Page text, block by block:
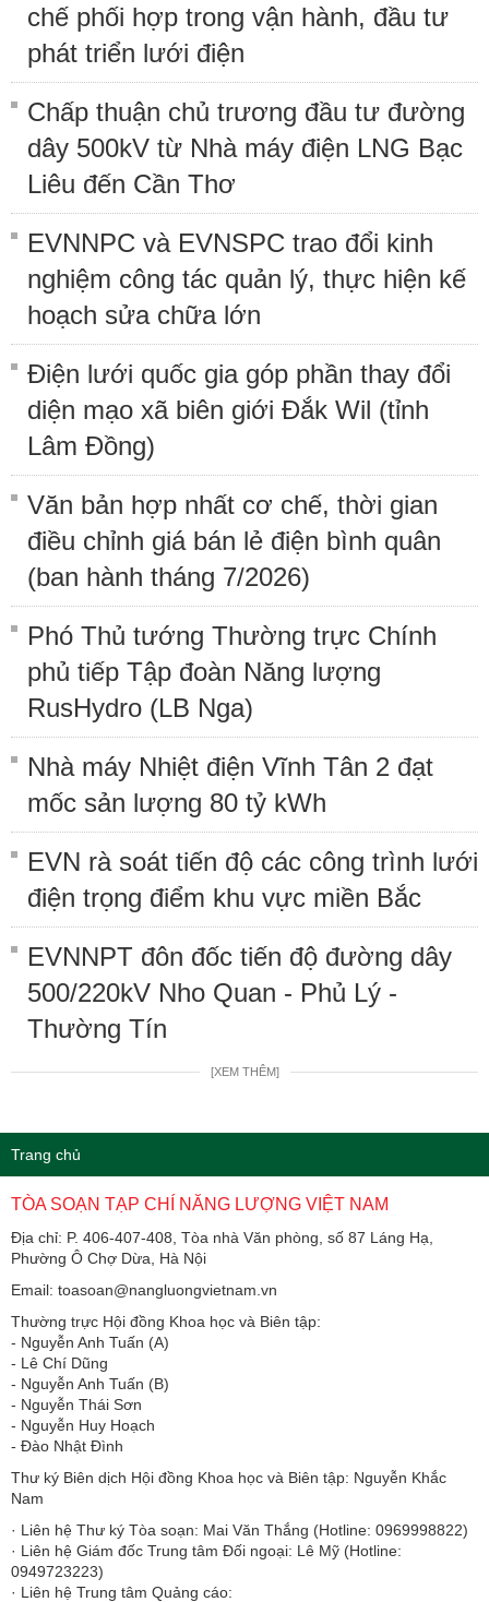
chế phối hợp trong vận hành, đầu tư
phát triển lưới điện
Chấp thuận chủ trương đầu tư đường
dây 500kV từ Nhà máy điện LNG Bạc
Liêu đến Cần Thơ
EVNNPC và EVNSPC trao đổi kinh
nghiệm công tác quản lý, thực hiện kế
hoạch sửa chữa lớn
Điện lưới quốc gia góp phần thay đổi
diện mạo xã biên giới Đắk Wil (tỉnh
Lâm Đồng)
Văn bản hợp nhất cơ chế, thời gian
điều chỉnh giá bán lẻ điện bình quân
(ban hành tháng 7/2026)
Phó Thủ tướng Thường trực Chính
phủ tiếp Tập đoàn Năng lượng
RusHydro (LB Nga)
Nhà máy Nhiệt điện Vĩnh Tân 2 đạt
mốc sản lượng 80 tỷ kWh
EVN rà soát tiến độ các công trình lưới
điện trọng điểm khu vực miền Bắc
EVNNPT đôn đốc tiến độ đường dây
500/220kV Nho Quan - Phủ Lý -
Thường Tín
[XEM THÊM]
Trang chủ
TÒA SOẠN TẠP CHÍ NĂNG LƯỢNG VIỆT NAM
Địa chỉ: P. 406-407-408, Tòa nhà Văn phòng, số 87 Láng Hạ,
Phường Ô Chợ Dừa, Hà Nội
Email: toasoan@nangluongvietnam.vn
Thường trực Hội đồng Khoa học và Biên tập:
​​​​​​- Nguyễn Anh Tuấn (A)
- Lê Chí Dũng
- Nguyễn Anh Tuấn (B)
- Nguyễn Thái Sơn
- Nguyễn Huy Hoạch
- Đào Nhật Đình
Thư ký Biên dịch Hội đồng Khoa học và Biên tập: Nguyễn Khắc
Nam
· Liên hệ Thư ký Tòa soạn: Mai Văn Thắng (Hotline: 0969998822)
· Liên hệ Giám đốc Trung tâm Đối ngoại: Lê Mỹ (Hotline:
0949723223)
· Liên hệ Trung tâm Quảng cáo: